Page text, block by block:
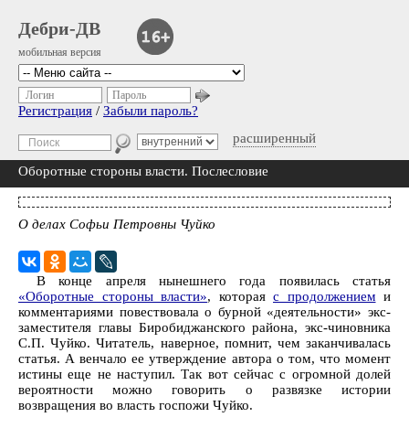
Дебри-ДВ
мобильная версия
расширенный
Логин Пароль
Регистрация / Забыли пароль?
Оборотные стороны власти. Послесловие
О делах Софьи Петровны Чуйко
В конце апреля нынешнего года появилась статья
«Оборотные стороны власти», которая с продолжением и
комментариями повествовала о бурной «деятельности» экс-
заместителя главы Биробиджанского района, экс-чиновника
С.П. Чуйко. Читатель, наверное, помнит, чем заканчивалась
статья. А венчало ее утверждение автора о том, что момент
истины еще не наступил. Так вот сейчас с огромной долей
вероятности можно говорить о развязке истории
возвращения во власть госпожи Чуйко.